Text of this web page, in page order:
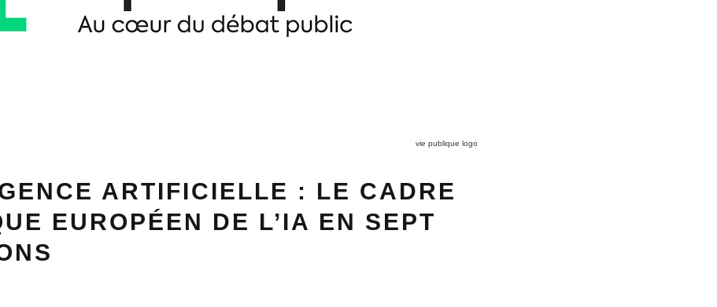
vie publique logo
ARTIFICIELLE : LE CADRE
EUROPÉEN DE L’IA EN SEPT